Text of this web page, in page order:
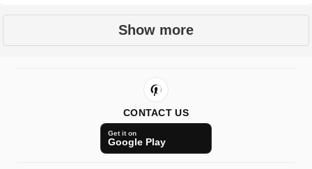
Show more
CONTACT US
Get it on
Google Play